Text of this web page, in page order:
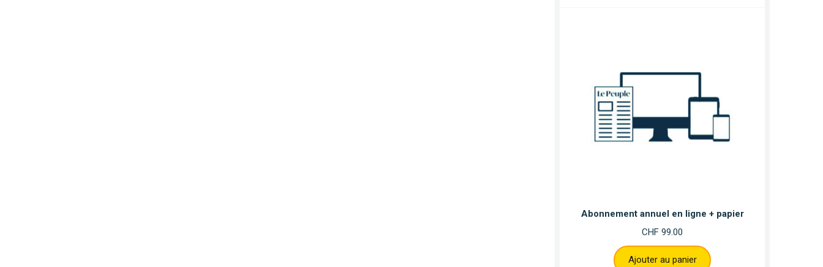
Abonnement annuel en ligne + papier
CHF 99.00
Ajouter au panier